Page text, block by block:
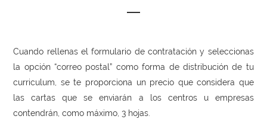
Cuando rellenas el formulario de contratación y seleccionas
la opción “correo postal” como forma de distribución de tu
curriculum, se te proporciona un precio que considera que
las cartas que se enviarán a los centros u empresas
contendrán, como máximo, 3 hojas.